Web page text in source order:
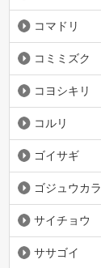
コマドリ
コミミズク
コヨシキリ
コルリ
ゴイサギ
ゴジュウカラ
サイチョウ
ササゴイ